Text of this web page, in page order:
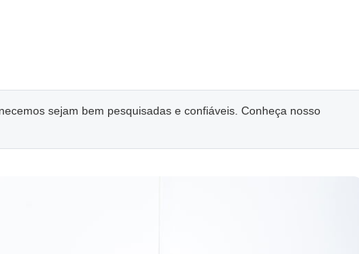
sejam bem pesquisadas e confiáveis. Conheça nosso